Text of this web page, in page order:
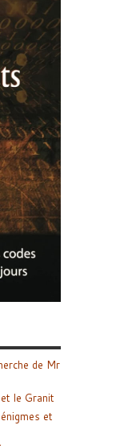
de Mr
le Granit
et